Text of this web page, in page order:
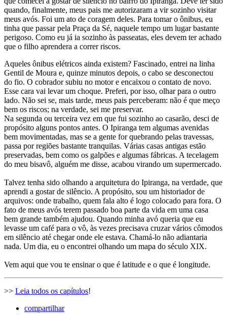
quando, finalmente, meus pais me autorizaram a vir sozinho visitar
meus avós. Foi um ato de coragem deles. Para tomar o ônibus, eu
tinha que passar pela Praça da Sé, naquele tempo um lugar bastante
perigoso. Como eu já ia sozinho às passeatas, eles devem ter achado
que o filho aprendera a correr riscos.
Aqueles ônibus elétricos ainda existem? Fascinado, entrei na linha
Gentil de Moura e, quinze minutos depois, o cabo se desconectou
do fio. O cobrador subiu no motor e encaixou o contato de novo.
Esse cara vai levar um choque. Preferi, por isso, olhar para o outro
lado. Não sei se, mais tarde, meus pais perceberam: não é que meço
bem os riscos; na verdade, sei me preservar.
Na segunda ou terceira vez em que fui sozinho ao casarão, desci de
propósito alguns pontos antes. O Ipiranga tem algumas avenidas
bem movimentadas, mas se a gente for quebrando pelas travessas,
passa por regiões bastante tranquilas. Várias casas antigas estão
preservadas, bem como os galpões e algumas fábricas. A tecelagem
do meu bisavô, alguém me disse, acabou virando um supermercado.
Talvez tenha sido olhando a arquitetura do Ipiranga, na verdade, que
aprendi a gostar de silêncio. A propósito, sou um historiador de
arquivos: onde trabalho, quem fala alto é logo colocado para fora. O
fato de meus avós terem passado boa parte da vida em uma casa
bem grande também ajudou. Quando minha avó queria que eu
levasse um café para o vô, às vezes precisava cruzar vários cômodos
em silêncio até chegar onde ele estava. Chamá-lo não adiantaria
nada. Um dia, eu o encontrei olhando um mapa do século XIX.
Vem aqui que vou te ensinar o que é latitude e o que é longitude.
>> Leia todos os capítulos!
compartilhar